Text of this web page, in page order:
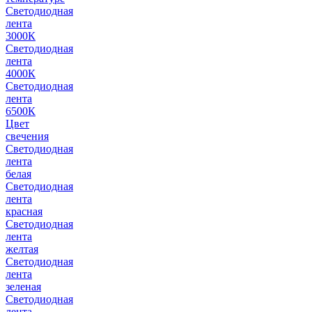
Светодиодная
лента
3000К
Светодиодная
лента
4000К
Светодиодная
лента
6500К
Цвет
свечения
Светодиодная
лента
белая
Светодиодная
лента
красная
Светодиодная
лента
желтая
Светодиодная
лента
зеленая
Светодиодная